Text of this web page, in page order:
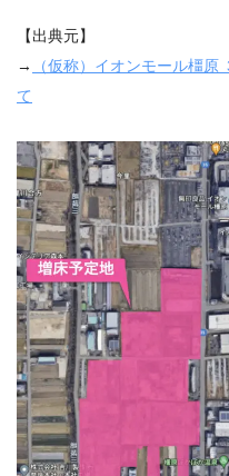
【出典元】
→
（仮称）イオンモール橿
て